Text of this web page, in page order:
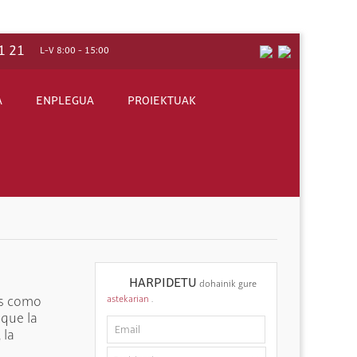
21 L-V 8:00 - 15:00
ENPLEGUA PROIEKTUAK
como
la
HARPIDETU dohainik gure
astekarian.